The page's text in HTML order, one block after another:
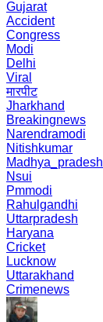
Gujarat
Accident
Congress
Modi
Delhi
Viral
मारपीट
Jharkhand
Breakingnews
Narendramodi
Nitishkumar
Madhya_pradesh
Nsui
Pmmodi
Rahulgandhi
Uttarpradesh
Haryana
Cricket
Lucknow
Uttarakhand
Crimenews